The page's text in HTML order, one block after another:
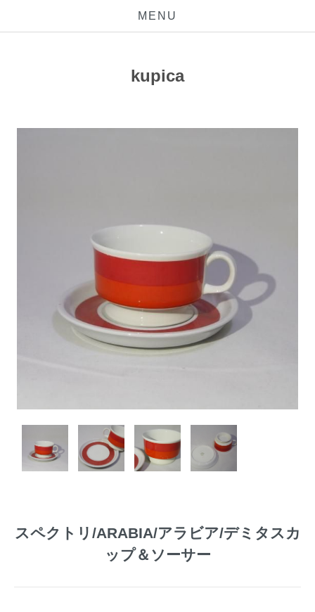
MENU
kupica
スペクトリ/ARABIA/アラビア/デミタスカ
ップ＆ソーサー